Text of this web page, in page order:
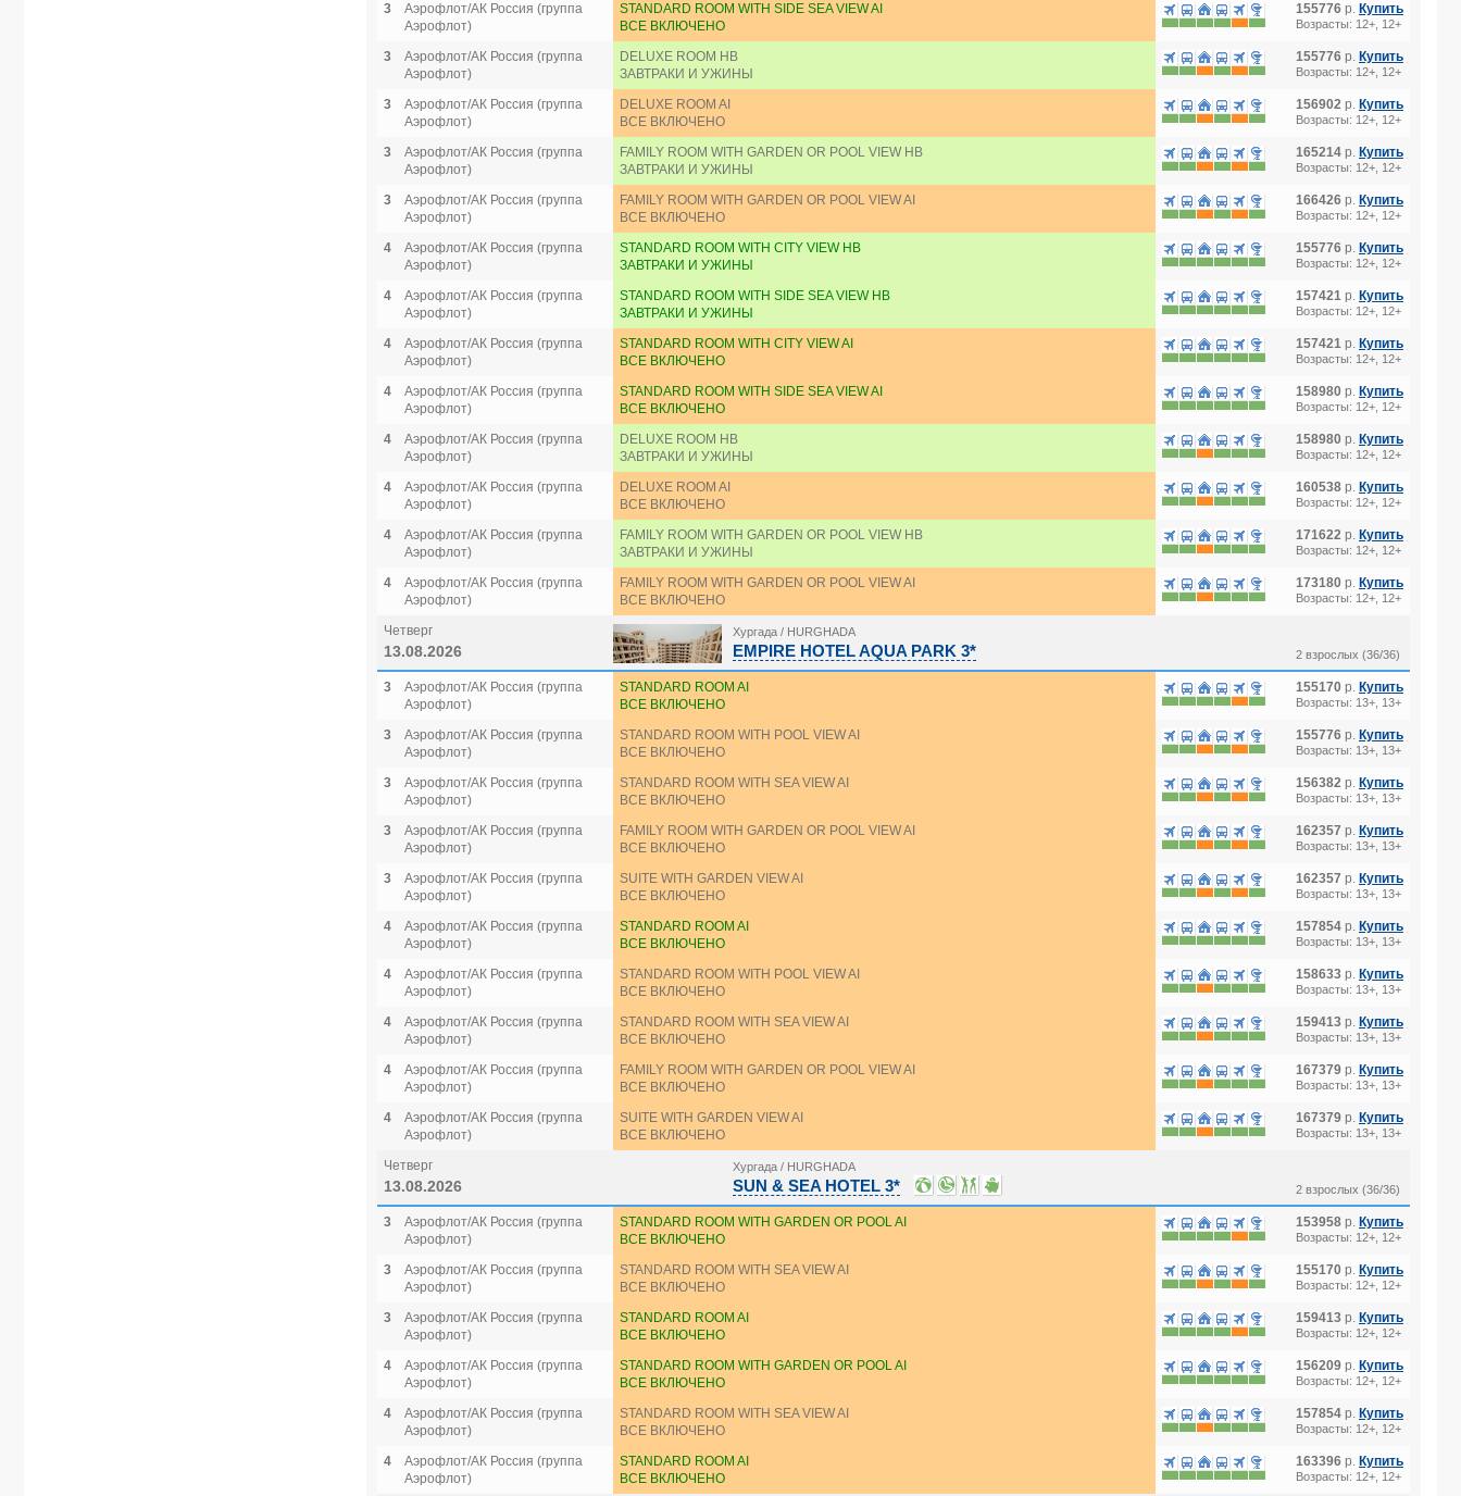
3
Аэрофлот/АК Россия (группа
Аэрофлот)
STANDARD ROOM WITH SIDE SEA VIEW AI
ВСЕ ВКЛЮЧЕНО
155776 р. Купить
Возрасты: 12+, 12+
3
Аэрофлот/АК Россия (группа
Аэрофлот)
DELUXE ROOM HB
ЗАВТРАКИ И УЖИНЫ
155776 р. Купить
Возрасты: 12+, 12+
3
Аэрофлот/АК Россия (группа
Аэрофлот)
DELUXE ROOM AI
ВСЕ ВКЛЮЧЕНО
156902 р. Купить
Возрасты: 12+, 12+
3
Аэрофлот/АК Россия (группа
Аэрофлот)
FAMILY ROOM WITH GARDEN OR POOL VIEW HB
ЗАВТРАКИ И УЖИНЫ
165214 р. Купить
Возрасты: 12+, 12+
3
Аэрофлот/АК Россия (группа
Аэрофлот)
FAMILY ROOM WITH GARDEN OR POOL VIEW AI
ВСЕ ВКЛЮЧЕНО
166426 р. Купить
Возрасты: 12+, 12+
4
Аэрофлот/АК Россия (группа
Аэрофлот)
STANDARD ROOM WITH CITY VIEW HB
ЗАВТРАКИ И УЖИНЫ
155776 р. Купить
Возрасты: 12+, 12+
4
Аэрофлот/АК Россия (группа
Аэрофлот)
STANDARD ROOM WITH SIDE SEA VIEW HB
ЗАВТРАКИ И УЖИНЫ
157421 р. Купить
Возрасты: 12+, 12+
4
Аэрофлот/АК Россия (группа
Аэрофлот)
STANDARD ROOM WITH CITY VIEW AI
ВСЕ ВКЛЮЧЕНО
157421 р. Купить
Возрасты: 12+, 12+
4
Аэрофлот/АК Россия (группа
Аэрофлот)
STANDARD ROOM WITH SIDE SEA VIEW AI
ВСЕ ВКЛЮЧЕНО
158980 р. Купить
Возрасты: 12+, 12+
4
Аэрофлот/АК Россия (группа
Аэрофлот)
DELUXE ROOM HB
ЗАВТРАКИ И УЖИНЫ
158980 р. Купить
Возрасты: 12+, 12+
4
Аэрофлот/АК Россия (группа
Аэрофлот)
DELUXE ROOM AI
ВСЕ ВКЛЮЧЕНО
160538 р. Купить
Возрасты: 12+, 12+
4
Аэрофлот/АК Россия (группа
Аэрофлот)
FAMILY ROOM WITH GARDEN OR POOL VIEW HB
ЗАВТРАКИ И УЖИНЫ
171622 р. Купить
Возрасты: 12+, 12+
4
Аэрофлот/АК Россия (группа
Аэрофлот)
FAMILY ROOM WITH GARDEN OR POOL VIEW AI
ВСЕ ВКЛЮЧЕНО
173180 р. Купить
Возрасты: 12+, 12+
Четверг
13.08.2026
Хургада / HURGHADA
EMPIRE HOTEL AQUA PARK 3* 2 взрослых (36/36)
3
Аэрофлот/АК Россия (группа
Аэрофлот)
STANDARD ROOM AI
ВСЕ ВКЛЮЧЕНО
155170 р. Купить
Возрасты: 13+, 13+
3
Аэрофлот/АК Россия (группа
Аэрофлот)
STANDARD ROOM WITH POOL VIEW AI
ВСЕ ВКЛЮЧЕНО
155776 р. Купить
Возрасты: 13+, 13+
3
Аэрофлот/АК Россия (группа
Аэрофлот)
STANDARD ROOM WITH SEA VIEW AI
ВСЕ ВКЛЮЧЕНО
156382 р. Купить
Возрасты: 13+, 13+
3
Аэрофлот/АК Россия (группа
Аэрофлот)
FAMILY ROOM WITH GARDEN OR POOL VIEW AI
ВСЕ ВКЛЮЧЕНО
162357 р. Купить
Возрасты: 13+, 13+
3
Аэрофлот/АК Россия (группа
Аэрофлот)
SUITE WITH GARDEN VIEW AI
ВСЕ ВКЛЮЧЕНО
162357 р. Купить
Возрасты: 13+, 13+
4
Аэрофлот/АК Россия (группа
Аэрофлот)
STANDARD ROOM AI
ВСЕ ВКЛЮЧЕНО
157854 р. Купить
Возрасты: 13+, 13+
4
Аэрофлот/АК Россия (группа
Аэрофлот)
STANDARD ROOM WITH POOL VIEW AI
ВСЕ ВКЛЮЧЕНО
158633 р. Купить
Возрасты: 13+, 13+
4
Аэрофлот/АК Россия (группа
Аэрофлот)
STANDARD ROOM WITH SEA VIEW AI
ВСЕ ВКЛЮЧЕНО
159413 р. Купить
Возрасты: 13+, 13+
4
Аэрофлот/АК Россия (группа
Аэрофлот)
FAMILY ROOM WITH GARDEN OR POOL VIEW AI
ВСЕ ВКЛЮЧЕНО
167379 р. Купить
Возрасты: 13+, 13+
4
Аэрофлот/АК Россия (группа
Аэрофлот)
SUITE WITH GARDEN VIEW AI
ВСЕ ВКЛЮЧЕНО
167379 р. Купить
Возрасты: 13+, 13+
Четверг
13.08.2026
Хургада / HURGHADA
SUN & SEA HOTEL 3* 2 взрослых (36/36)
3
Аэрофлот/АК Россия (группа
Аэрофлот)
STANDARD ROOM WITH GARDEN OR POOL AI
ВСЕ ВКЛЮЧЕНО
153958 р. Купить
Возрасты: 12+, 12+
3
Аэрофлот/АК Россия (группа
Аэрофлот)
STANDARD ROOM WITH SEA VIEW AI
ВСЕ ВКЛЮЧЕНО
155170 р. Купить
Возрасты: 12+, 12+
3
Аэрофлот/АК Россия (группа
Аэрофлот)
STANDARD ROOM AI
ВСЕ ВКЛЮЧЕНО
159413 р. Купить
Возрасты: 12+, 12+
4
Аэрофлот/АК Россия (группа
Аэрофлот)
STANDARD ROOM WITH GARDEN OR POOL AI
ВСЕ ВКЛЮЧЕНО
156209 р. Купить
Возрасты: 12+, 12+
4
Аэрофлот/АК Россия (группа
Аэрофлот)
STANDARD ROOM WITH SEA VIEW AI
ВСЕ ВКЛЮЧЕНО
157854 р. Купить
Возрасты: 12+, 12+
4
Аэрофлот/АК Россия (группа
Аэрофлот)
STANDARD ROOM AI
ВСЕ ВКЛЮЧЕНО
163396 р. Купить
Возрасты: 12+, 12+